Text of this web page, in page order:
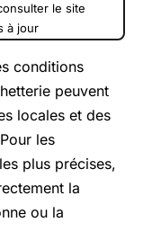
le site
à jour
conditions
peuvent
locales et des
les
plus précises,
la
ou la